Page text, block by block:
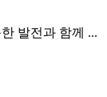
발전과 함께 ...